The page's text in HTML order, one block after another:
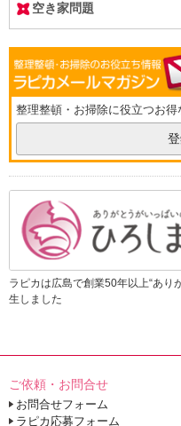
空き家問題
整理整頓・お掃除に役立つお
ラピカは広島で創業50年以上“あり
生しました
ご依頼・お問合せ
お問合せフォーム
ラピカ応募フォーム